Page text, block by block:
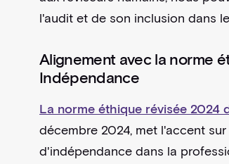
l'audit et de son inclusion dans
Alignement avec la norme
Indépendance
La norme éthique révisée 2024
décembre 2024, met l'accent
d'indépendance dans la